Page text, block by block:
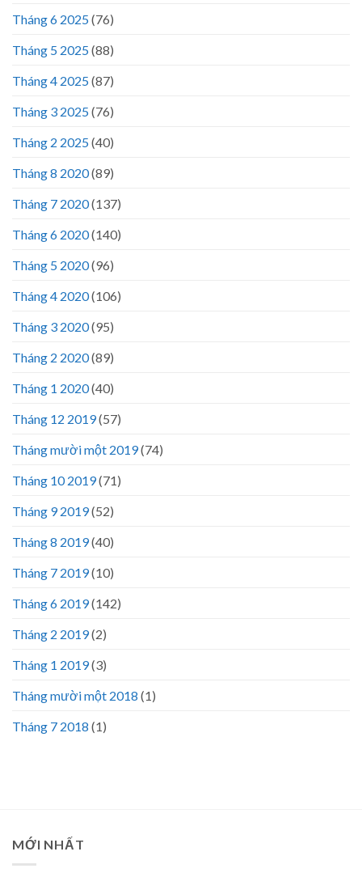
Tháng 6 2025(76)
Tháng 5 2025(88)
Tháng 4 2025(87)
Tháng 3 2025(76)
Tháng 2 2025(40)
Tháng 8 2020(89)
Tháng 7 2020(137)
Tháng 6 2020(140)
Tháng 5 2020(96)
Tháng 4 2020(106)
Tháng 3 2020(95)
Tháng 2 2020(89)
Tháng 1 2020(40)
Tháng 12 2019(57)
Tháng mười một 2019(74)
Tháng 10 2019(71)
Tháng 9 2019(52)
Tháng 8 2019(40)
Tháng 7 2019(10)
Tháng 6 2019(142)
Tháng 2 2019(2)
Tháng 1 2019(3)
Tháng mười một 2018 (1)
Tháng 7 2018 (1)
MỚI NHẤT